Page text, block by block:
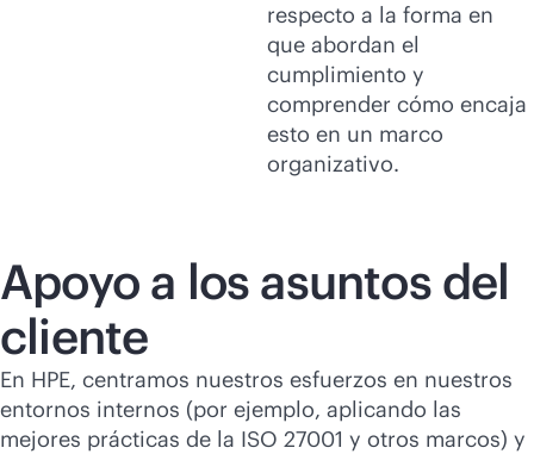
respecto a la forma en
que abordan el
cumplimiento y
comprender cómo encaja
esto en un marco
organizativo.
Apoyo a los asuntos del
cliente
En HPE, centramos nuestros esfuerzos en nuestros
entornos internos (por ejemplo, aplicando las
mejores prácticas de la ISO 27001 y otros marcos) y